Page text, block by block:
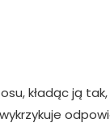
kładąc ją